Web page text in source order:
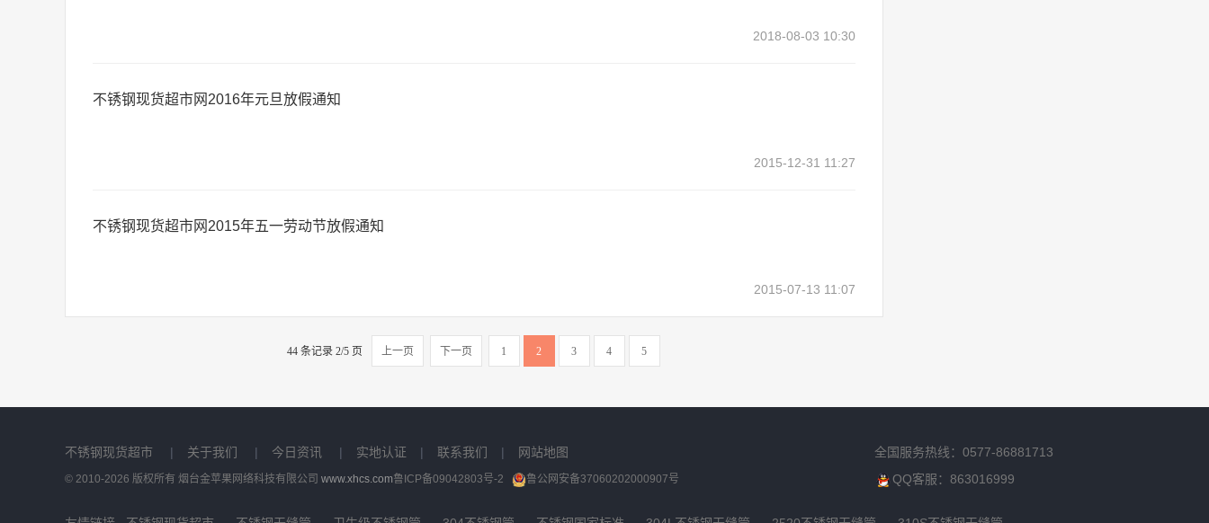
2018-08-03 10:30
不锈钢现货超市网2016年元旦放假通知
2015-12-31 11:27
不锈钢现货超市网2015年五一劳动节放假通知
2015-07-13 11:07
44 条记录 2/5 页 上一页 下一页 1 2 3 4 5
不锈钢现货超市 | 关于我们 | 今日资讯 | 实地认证 | 联系我们 | 网站地图
© 2010-2026 版权所有 烟台金苹果网络科技有限公司 www.xhcs.com鲁ICP备09042803号-2 鲁公网安备37060202000907号
全国服务热线：0577-86881713
QQ客服：863016999